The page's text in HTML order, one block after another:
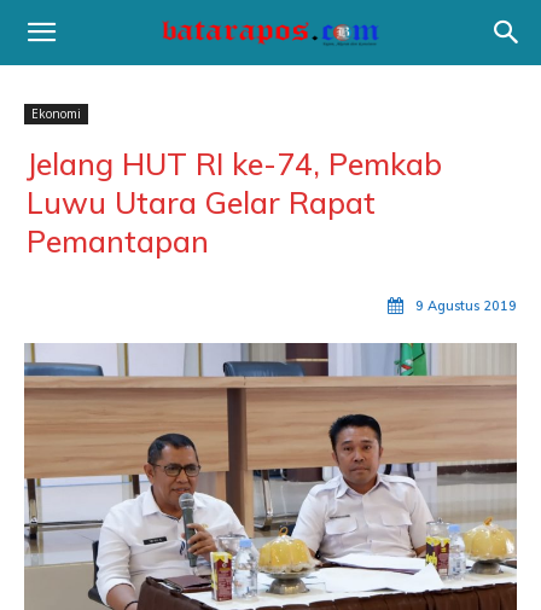
Ekonomi
Jelang HUT RI ke-74, Pemkab
Luwu Utara Gelar Rapat
Pemantapan
9 Agustus 2019